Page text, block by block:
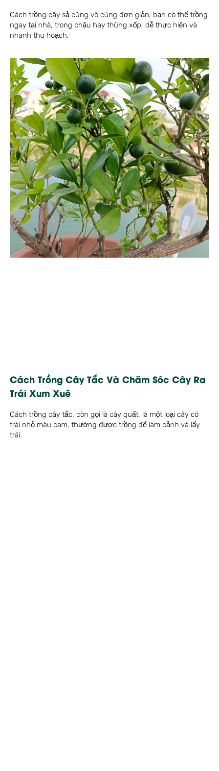
Cách trồng cây sả cũng vô cùng đơn giản, bạn có thể trồng
ngay tại nhà, trong chậu hay thùng xốp, dễ thực hiện và
nhanh thu hoạch.
Cách Trồng Cây Tắc Và Chăm Sóc Cây Ra
Trái Xum Xuê
Cách trồng cây tắc, còn gọi là cây quất, là một loại cây có
trái nhỏ màu cam, thường được trồng để làm cảnh và lấy
trái.